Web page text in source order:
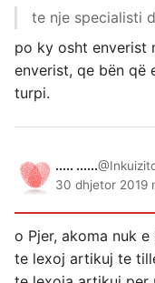
te nje specialisti
po ky osht enverist
enverist, qe bën që
turpi.
..... ......
30 dhjetor 2019
o Pjer, akoma nuk
te lexoj artikuj te